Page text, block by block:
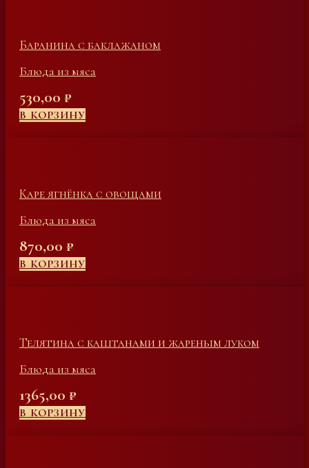
Баранина с баклажаном
Блюда из мяса
530,00 ₽
В КОРЗИНУ
Каре ягнёнка с овощами
Блюда из мяса
870,00 ₽
В КОРЗИНУ
Телятина с каштанами и жареным луком
Блюда из мяса
1365,00 ₽
В КОРЗИНУ